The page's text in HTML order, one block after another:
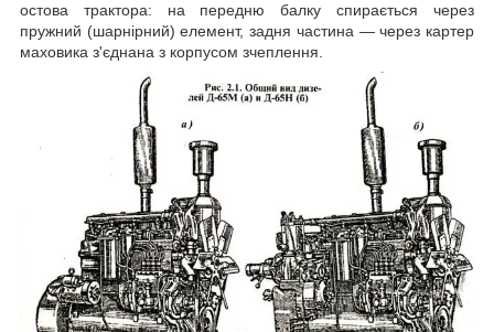
остова трактора: на передню балку спирається через
пружний (шарнірний) елемент, задня частина ― через картер
маховика з'єднана з корпусом зчеплення.